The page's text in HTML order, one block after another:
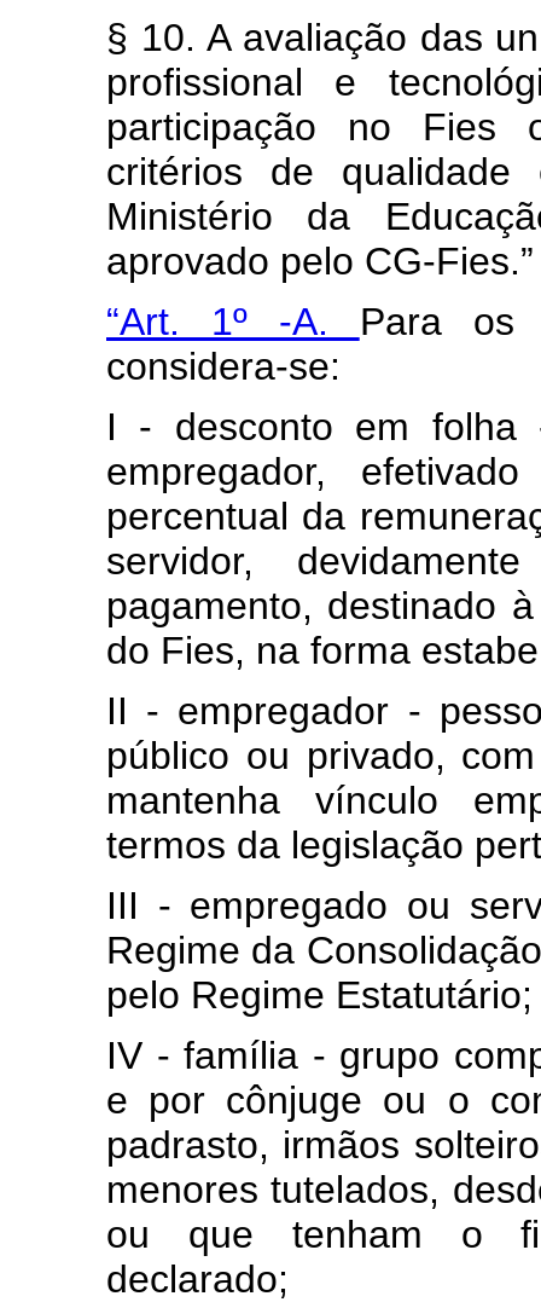
§ 10. A avaliação das
profissional e
participação no Fies
critérios de
Ministério da
aprovado pelo CG-
“Art. 1º -A. Para os
considera-se:
I - desconto em folha
empregador,
percentual da
servidor,
pagamento, destinado
do Fies, na forma
II - empregador -
público ou privado,
mantenha vínculo
termos da legislação
III - empregado ou
Regime da
pelo Regime Estatutário;
IV - família - grupo
e por cônjuge ou o
padrasto, irmãos
menores tutelados,
ou que tenham o
declarado;